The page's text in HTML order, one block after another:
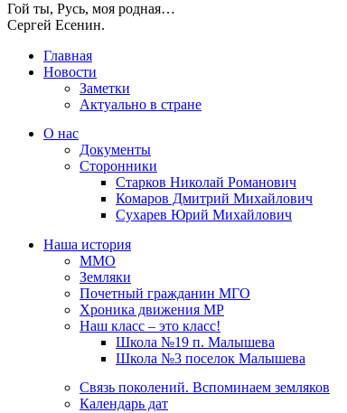
Гой ты, Русь, моя родная…
Сергей Есенин.
Главная
Новости
Заметки
Актуально в стране
О нас
Документы
Сторонники
Старков Николай Романович
Комаров Дмитрий Михайлович
Сухарев Юрий Михайлович
Наша история
ММО
Земляки
Почетный гражданин МГО
Хроника движения МР
Наш класс – это класс!
Школа №19 п. Малышева
Школа №3 поселок Малышева
Связь поколений. Вспоминаем земляков
Календарь дат